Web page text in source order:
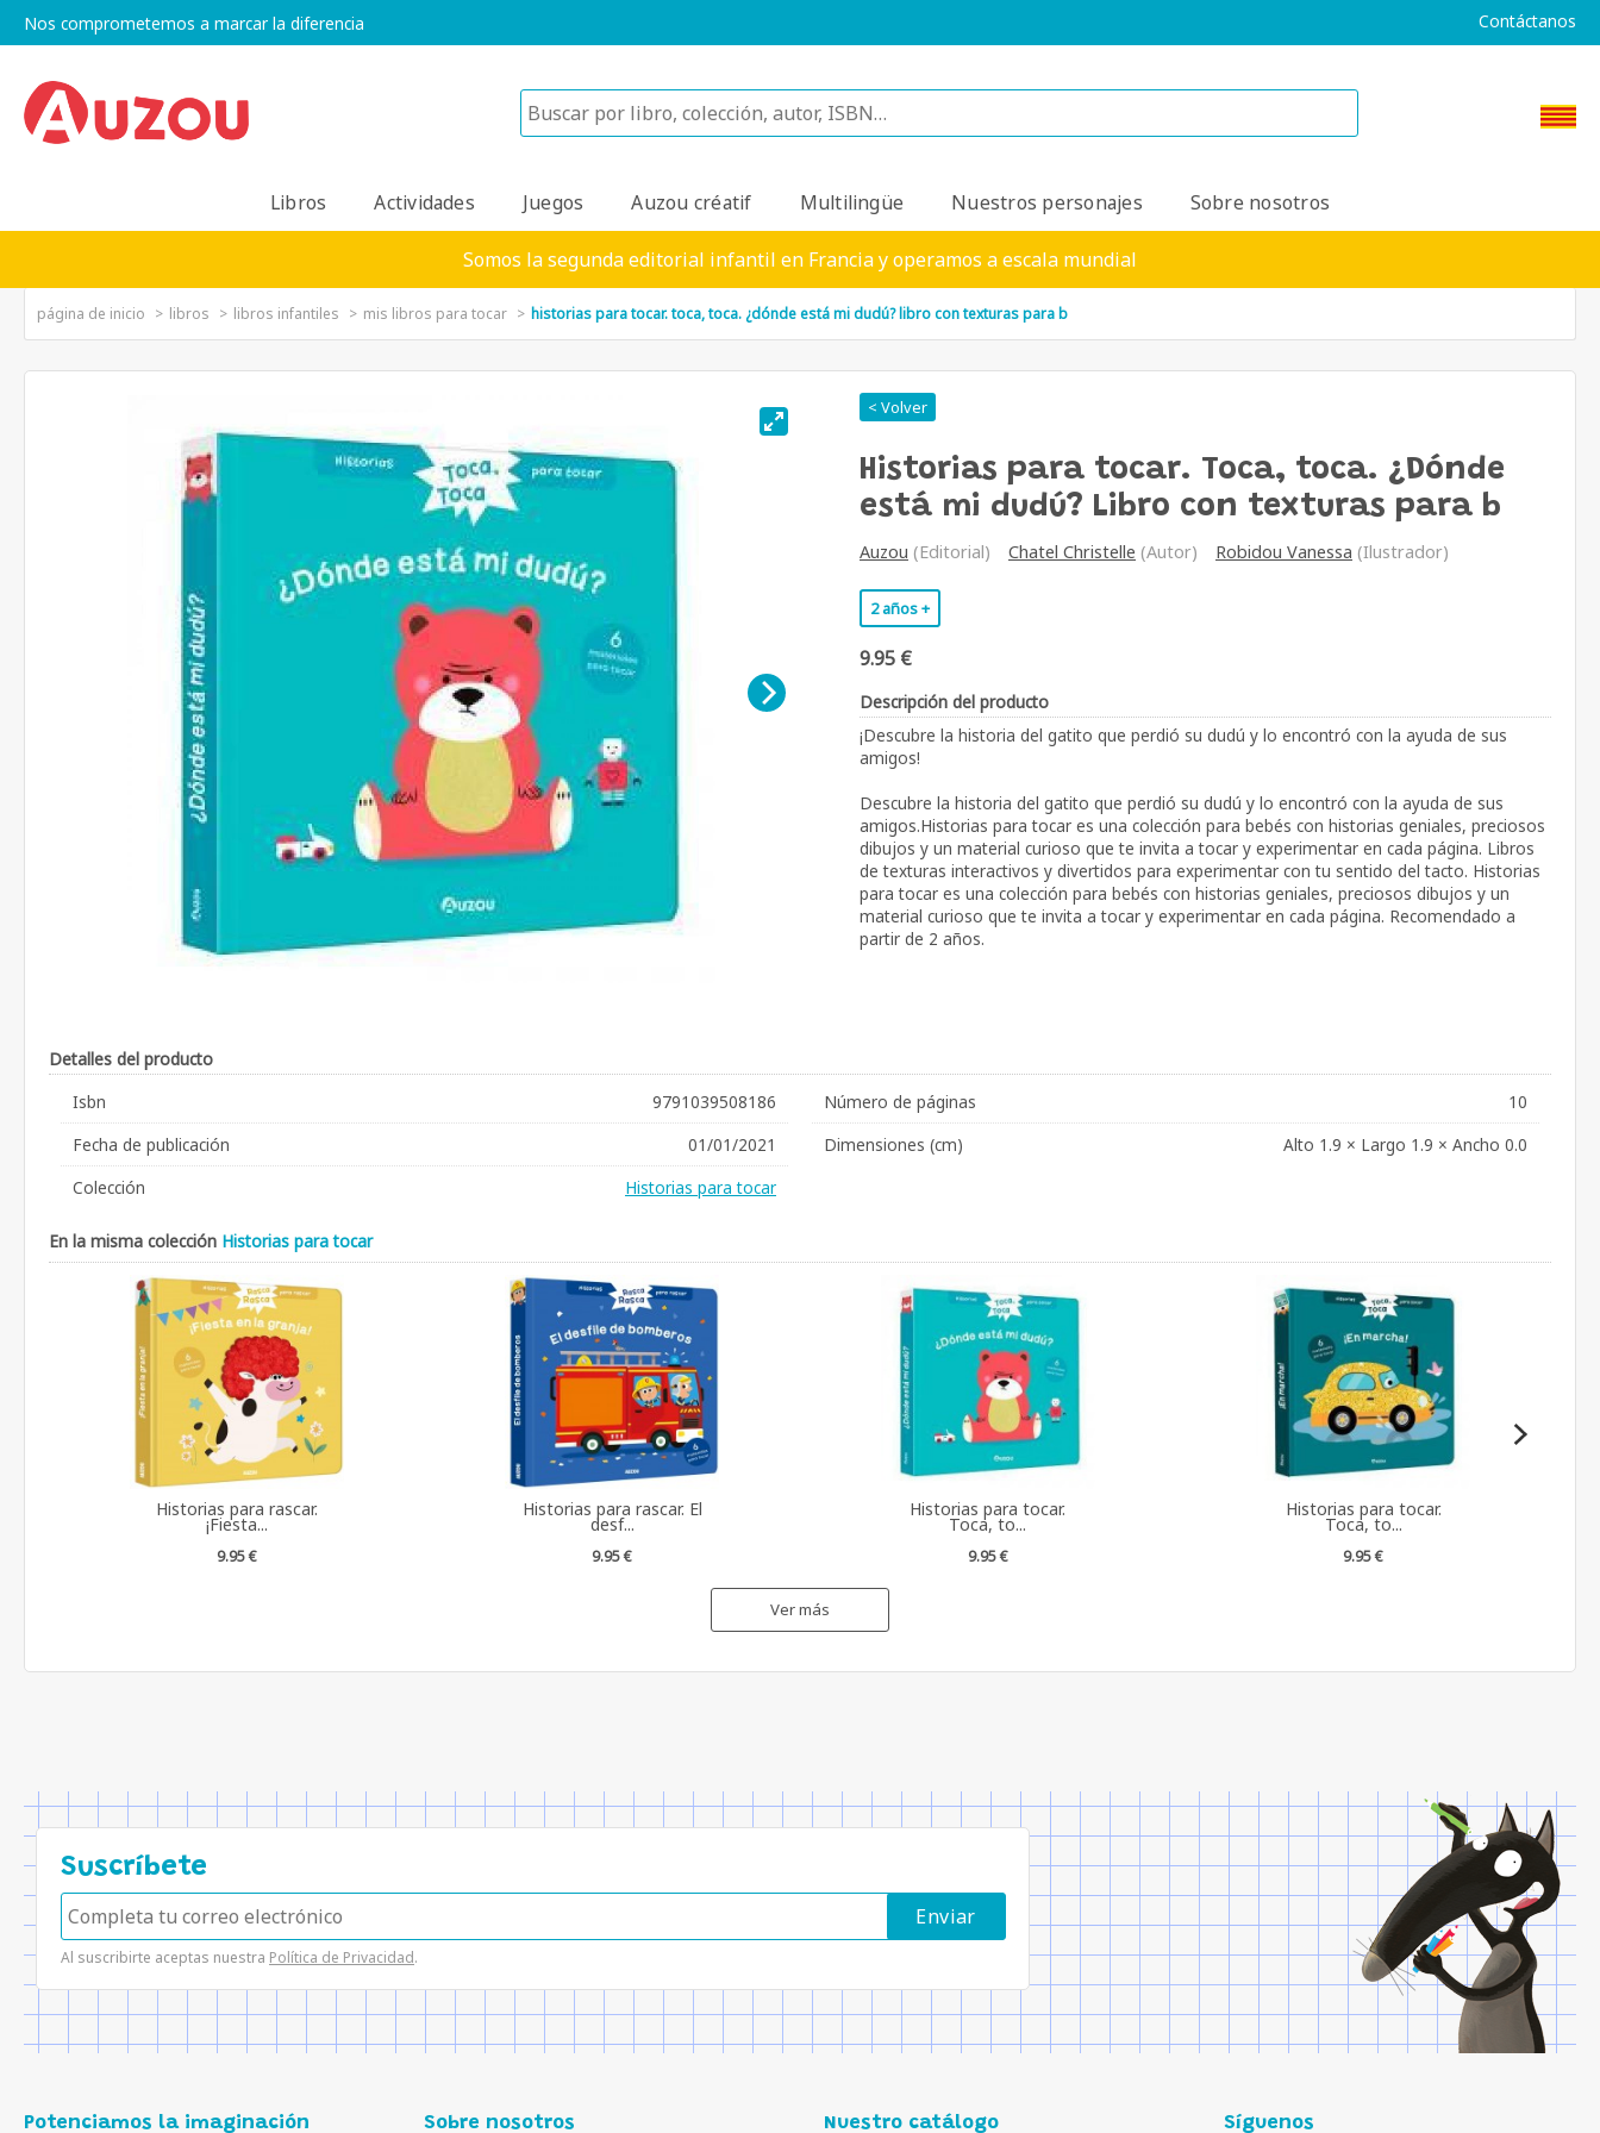
Nos comprometemos a marcar la diferencia Contáctanos
Libros Actividades Juegos Auzou créatif Multilingüe Nuestros personajes Sobre nosotros
Somos la segunda editorial infantil en Francia y operamos a escala mundial
página de inicio libros libros infantiles mis libros para tocar historias para tocar. toca, toca. ¿dónde está mi dudú? libro con texturas para b
< Volver
Historias para tocar. Toca, toca. ¿Dónde
está mi dudú? Libro con texturas para b
Auzou (Editorial) Chatel Christelle (Autor) Robidou Vanessa (Ilustrador)
2 años +
9.95 €
Descripción del producto
¡Descubre la historia del gatito que perdió su dudú y lo encontró con la ayuda de sus
amigos!
Descubre la historia del gatito que perdió su dudú y lo encontró con la ayuda de sus
amigos.Historias para tocar es una colección para bebés con historias geniales, preciosos
dibujos y un material curioso que te invita a tocar y experimentar en cada página. Libros
de texturas interactivos y divertidos para experimentar con tu sentido del tacto. Historias
para tocar es una colección para bebés con historias geniales, preciosos dibujos y un
material curioso que te invita a tocar y experimentar en cada página. Recomendado a
partir de 2 años.
Detalles del producto
Isbn
9791039508186
Fecha de publicación
01/01/2021
Colección
Historias para tocar
Número de páginas
10
Dimensiones (cm)
Alto 1.9 × Largo 1.9 × Ancho 0.0
En la misma colección Historias para tocar
Historias para rascar.
¡Fiesta...
9.95 €
Historias para rascar. El
desf...
9.95 €
Historias para tocar.
Toca, to...
9.95 €
Historias para tocar.
Toca, to...
9.95 €
Ver más
Suscríbete
Al suscribirte aceptas nuestra Política de Privacidad.
Potenciamos la imaginación Sobre nosotros Nuestro catálogo Síguenos